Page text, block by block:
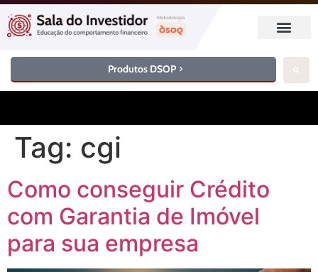
Produtos DSOP
Tag: cgi
Como conseguir Crédito
com Garantia de Imóvel
para sua empresa